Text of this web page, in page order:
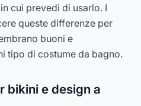
cui prevedi di usarlo. I
queste differenze per
buoni e
tipo di costume da bagno.
bikini e design a